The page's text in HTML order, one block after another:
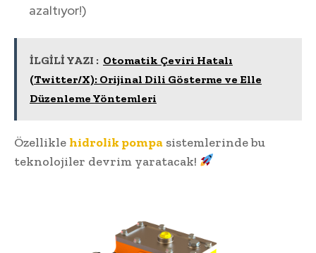
azaltıyor!)
İLGİLİ YAZI : Otomatik Çeviri Hatalı
(Twitter/X): Orijinal Dili Gösterme ve Elle
Düzenleme Yöntemleri
Özellikle hidrolik pompa sistemlerinde bu
teknolojiler devrim yaratacak!